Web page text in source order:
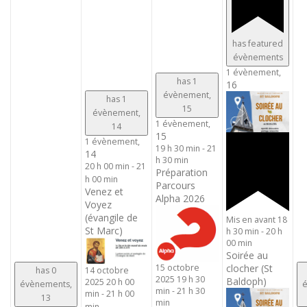
has 0
évènements,
13
has 1
évènement,
14
1 évènement,
14
20 h 00 min -21
h 00 min
Venez et
Voyez
(évangile de
St Marc)
14 octobre
2025 20 h 00
min -21 h 00
has 1
évènement,
15
1 évènement,
15
19 h 30 min -21
h 30 min
Préparation
Parcours
Alpha 2026
15 octobre
2025 19 h 30
min -21 h 30
min
has featured
évènements
1 évènement,
16
Mis en avant 18
h 30 min -20 h
00 min
Soirée au
clocher (St
Baldoph)